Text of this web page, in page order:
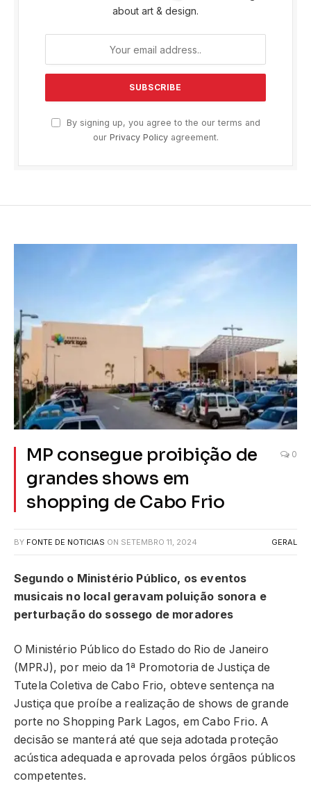
about art & design.
By signing up, you agree to the our terms and
our Privacy Policyagreement.
MP consegue proibição de
grandes shows em
shopping de Cabo Frio
0
BY FONTE DE NOTICIAS ON SETEMBRO 11, 2024 GERAL
Segundo o Ministério Público, os eventos
musicais no local geravam poluição sonora e
perturbação do sossego de moradores
O Ministério Público do Estado do Rio de Janeiro
(MPRJ), por meio da 1ª Promotoria de Justiça de
Tutela Coletiva de Cabo Frio, obteve sentença na
Justiça que proíbe a realização de shows de grande
porte no Shopping Park Lagos, em Cabo Frio. A
decisão se manterá até que seja adotada proteção
acústica adequada e aprovada pelos órgãos públicos
competentes.